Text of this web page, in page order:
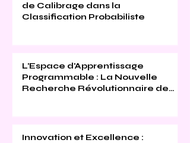
de Calibrage dans la
Classification Probabiliste
L'Espace d'Apprentissage
Programmable : La Nouvelle
Recherche Révolutionnaire de
Innovation et Excellence :